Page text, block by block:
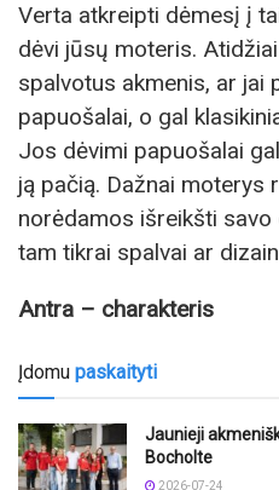
Verta atkreipti dėmesį į
dėvi jūsų moteris.
spalvotus akmenis, ar jai
papuošalai, o gal
Jos dėvimi papuošalai
ją pačią. Dažnai moterys
norėdamos išreikšti
tam tikrai spalvai ar
Antra – charakteris
Įdomu paskaityti
Jaunieji
Bocholte
2026-07-24